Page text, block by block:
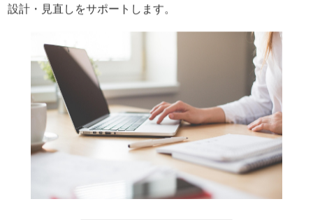
設計・見直しをサポートします。